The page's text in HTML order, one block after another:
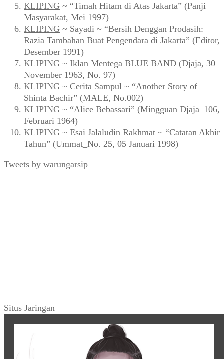
KLIPING ~ “Timah Hitam di Atas Jakarta” (Panji
Masyarakat, Mei 1997)
KLIPING ~ Sayadi ~ “Bersih Denggan Prodasih:
Razia Tambahan Buat Pengendara di Jakarta” (Editor,
Desember 1991)
KLIPING ~ Iklan Mentega BLUE BAND (Djaja, 30
November 1963, No. 97)
KLIPING ~ Cerita Sampul ~ “Another Story of
Shinta Bachir” (MALE, No.002)
KLIPING ~ “Alice Bebassari” (Mingguan Djaja_106,
Februari 1964)
KLIPING ~ Esai Jalaludin Rakhmat ~ “Catatan Akhir
Tahun” (Ummat_No. 25, 05 Januari 1998)
Tweets by warungarsip
Situs Jaringan